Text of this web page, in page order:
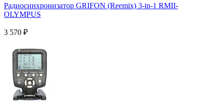
Радиосинхронизатор GRIFON (Reemix) 3-in-1 RMII-
OLYMPUS
3 570 ₽